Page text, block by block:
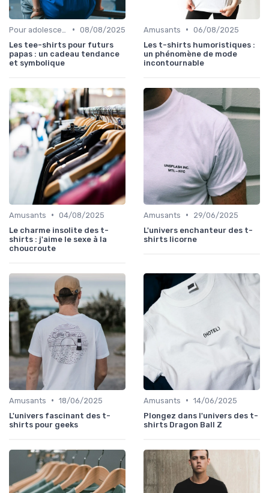
• 08/08/2025
Les tee-shirts pour futurs
papas : un cadeau tendance
et symbolique
Amusants • 06/08/2025
Les t-shirts humoristiques :
un phénomène de mode
incontournable
Amusants • 04/08/2025
Le charme insolite des t-
shirts : j'aime le sexe à la
choucroute
Amusants •
29/06/2025
L'univers enchanteur des t-
shirts licorne
Amusants • 18/06/2025
L'univers fascinant des t-
shirts pour geeks
Amusants • 14/06/2025
Plongez dans l'univers des t-
shirts Dragon Ball Z